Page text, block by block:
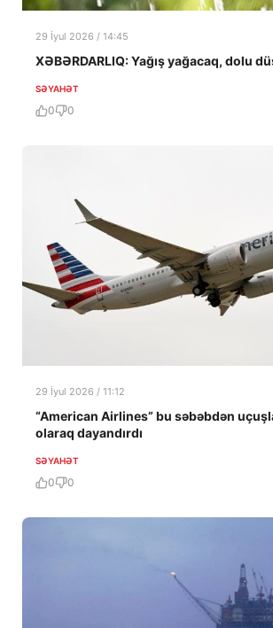
29 İyul 2026 / 14:45
XƏBƏRDARLIQ: Yağış yağacaq, dolu
SƏYAHƏT
0 0
29 İyul 2026 / 11:12
“American Airlines” bu səbəbdən
olaraq dayandırdı
SƏYAHƏT
0 0